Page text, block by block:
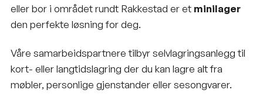
eller bor i området rundt Rakkestad er et minilager
den perfekte løsning for deg.
Våre samarbeidspartnere tilbyr selvlagringsanlegg til
kort- eller langtidslagring der du kan lagre alt fra
møbler, personlige gjenstander eller sesongvarer.